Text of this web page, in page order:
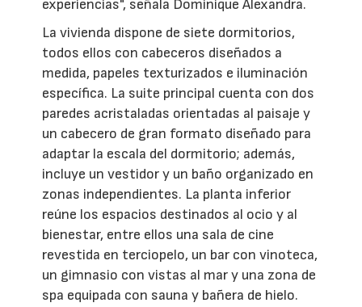
experiencias", señala Dominique Alexandra.
La vivienda dispone de siete dormitorios,
todos ellos con cabeceros diseñados a
medida, papeles texturizados e iluminación
específica. La suite principal cuenta con dos
paredes acristaladas orientadas al paisaje y
un cabecero de gran formato diseñado para
adaptar la escala del dormitorio; además,
incluye un vestidor y un baño organizado en
zonas independientes. La planta inferior
reúne los espacios destinados al ocio y al
bienestar, entre ellos una sala de cine
revestida en terciopelo, un bar con vinoteca,
un gimnasio con vistas al mar y una zona de
spa equipada con sauna y bañera de hielo.